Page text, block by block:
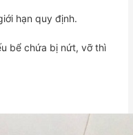
hạn quy định.
bể chứa bị nứt, vỡ thì